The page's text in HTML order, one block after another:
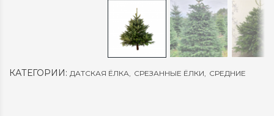
КАТЕГОРИИ: ДАТСКАЯ ЁЛКА, СРЕЗАННЫЕ ЁЛКИ, СРЕДНИЕ